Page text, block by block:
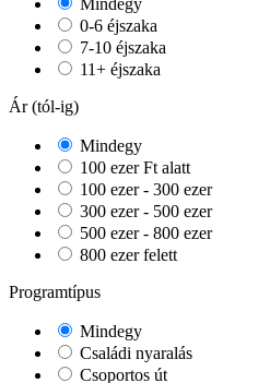
Mindegy
0-6 éjszaka
7-10 éjszaka
11+ éjszaka
Ár (tól-ig)
Mindegy
100 ezer Ft alatt
100 ezer - 300 ezer
300 ezer - 500 ezer
500 ezer - 800 ezer
800 ezer felett
Programtípus
Mindegy
Családi nyaralás
Csoportos út